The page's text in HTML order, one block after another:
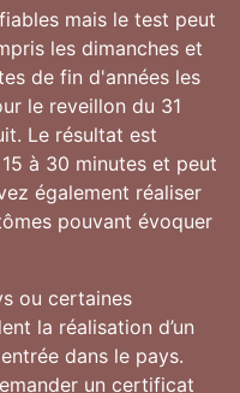
mais le test peut
les dimanches et
de fin d'années les
le reveillon du 31
Le résultat est
à 30 minutes et peut
également réaliser
pouvant évoquer
ou certaines
la réalisation d’un
dans le pays.
un certificat